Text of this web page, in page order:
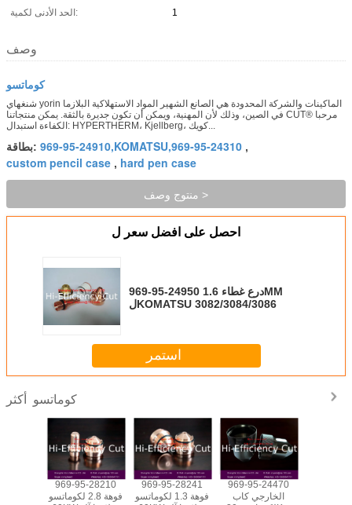
الحد الأدنى لكمية:
1
وصف
كوماتسو
شنغهاي yorin الماكينات والشركة المحدودة هي الصانع الشهير المواد الاستهلاكية البلازما
في الصين، وذلك لأن المهنية، ويمكن أن تكون جديرة بالثقة. يمكن منتجاتنا CUT® مرحبا
الكفاءة استبدال: HYPERTHERM، Kjellberg، كويك...
بطاقة: 969-95-24910,KOMATSU,969-95-24310 ,
custom pencil case , hard pen case
منتوج وصف >
احصل على افضل سعر ل
969-95-24950 درع غطاء 1.6MM
لKOMATSU 3082/3084/3086
استمر
كوماتسو
969-95-28210
فوهة 2.8 لكوماتسو
969-95-28241
فوهة 1.3 لكوماتسو
969-95-24470
الخارجي كاب